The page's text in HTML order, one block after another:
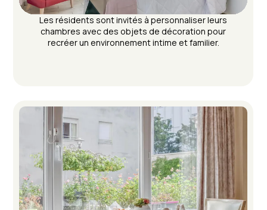
Les résidents sont invités à personnaliser leurs
chambres avec des objets de décoration pour
recréer un environnement intime et familier.